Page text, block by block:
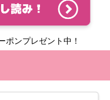
ポンプレゼント中！